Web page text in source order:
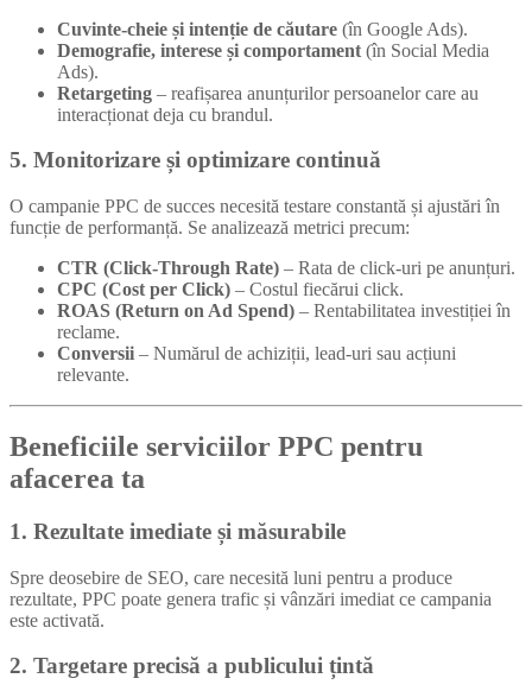
Cuvinte-cheie și intenție de căutare (în Google Ads).
Demografie, interese și comportament (în Social Media
Ads).
Retargeting – reafișarea anunțurilor persoanelor care au
interacționat deja cu brandul.
5. Monitorizare și optimizare continuă
O campanie PPC de succes necesită testare constantă și ajustări în
funcție de performanță. Se analizează metrici precum:
CTR (Click-Through Rate) – Rata de click-uri pe anunțuri.
CPC (Cost per Click) – Costul fiecărui click.
ROAS (Return on Ad Spend) – Rentabilitatea investiției în
reclame.
Conversii – Numărul de achiziții, lead-uri sau acțiuni
relevante.
Beneficiile serviciilor PPC pentru
afacerea ta
1. Rezultate imediate și măsurabile
Spre deosebire de SEO, care necesită luni pentru a produce
rezultate, PPC poate genera trafic și vânzări imediat ce campania
este activată.
2. Targetare precisă a publicului țintă